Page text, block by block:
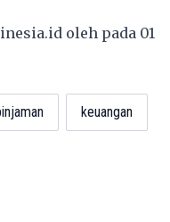
oleh pada 01
keuangan